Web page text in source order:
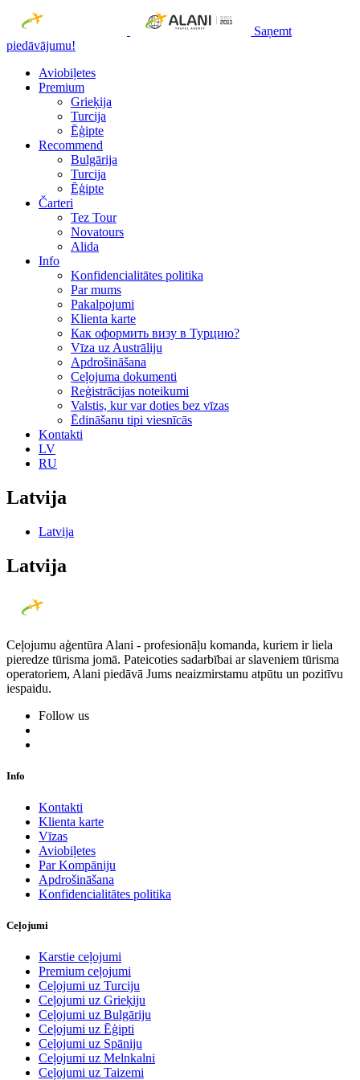
Saņemt
piedāvājumu!
Aviobiļetes
Premium
Grieķija
Turcija
Ēģipte
Recommend
Bulgārija
Turcija
Ēģipte
Čarteri
Tez Tour
Novatours
Alida
Info
Konfidencialitātes politika
Par mums
Рakalpojumi
Klienta karte
Как оформить визу в Турцию?
Vīza uz Austrāliju
Apdrošināšana
Ceļojuma dokumenti
Reģistrācijas noteikumi
Valstis, kur var doties bez vīzas
Ēdināšanu tipi viesnīcās
Kontakti
LV
RU
Latvija
Latvija
Latvija
Ceļojumu aģentūra Alani - profesionāļu komanda, kuriem ir liela
pieredze tūrisma jomā. Pateicoties sadarbībai ar slaveniem tūrisma
operatoriem, Alani piedāvā Jums neaizmirstamu atpūtu un pozitīvu
iespaidu.
Follow us
Info
Kontakti
Klienta karte
Vīzas
Aviobiļetes
Par Kompāniju
Apdrošināšana
Konfidencialitātes politika
Ceļojumi
Karstie ceļojumi
Premium ceļojumi
Ceļojumi uz Turciju
Ceļojumi uz Grieķiju
Ceļojumi uz Bulgāriju
Ceļojumi uz Ēģipti
Ceļojumi uz Spāniju
Ceļojumi uz Melnkalni
Ceļojumi uz Taizemi